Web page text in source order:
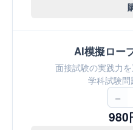
AI模擬ロー
面接試験の実践力
学科試験問
−
980